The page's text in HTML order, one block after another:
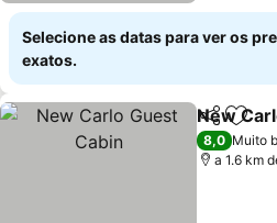
Selecione as datas para ver os
exatos.
Partilhar
New
8,0 Muito
a 1.6 km